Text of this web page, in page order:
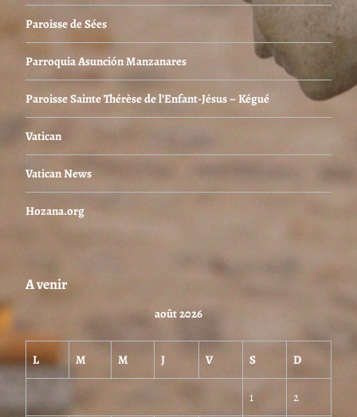
Paroisse de Sées
Parroquia Asunción Manzanares
Paroisse Sainte Thérèse de l’Enfant-Jésus – Kégué
Vatican
Vatican News
Hozana.org
A venir
août 2026
L M M J V S D
1 2